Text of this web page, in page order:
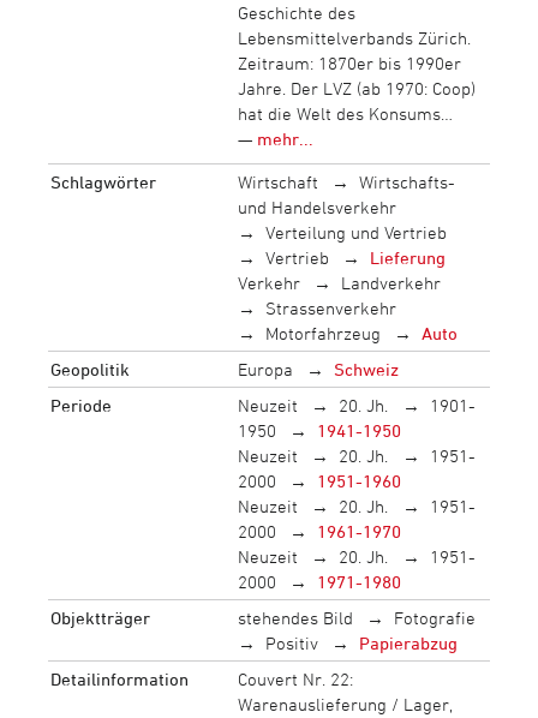
Geschichte des
Lebensmittelverbands Zürich.
Zeitraum: 1870er bis 1990er
Jahre. Der LVZ (ab 1970: Coop)
hat die Welt des Konsums…
— mehr...
Schlagwörter Wirtschaft
Wirtschafts-
und Handelsverkehr
Verteilung und Vertrieb
Vertrieb
Lieferung
Verkehr
Landverkehr
Strassenverkehr
Motorfahrzeug
Auto
Geopolitik
Europa
Schweiz
Periode
Neuzeit 20. Jh.
1901-
1950
1941-1950
Neuzeit
20. Jh.
1951-
2000
1951-1960
Neuzeit
20. Jh.
1951-
2000
1961-1970
Neuzeit
20. Jh.
1951-
2000
1971-1980
Objektträger
stehendes Bild
Fotografie
Positiv
Papierabzug
Detailinformation
Couvert Nr. 22:
Warenauslieferung / Lager,